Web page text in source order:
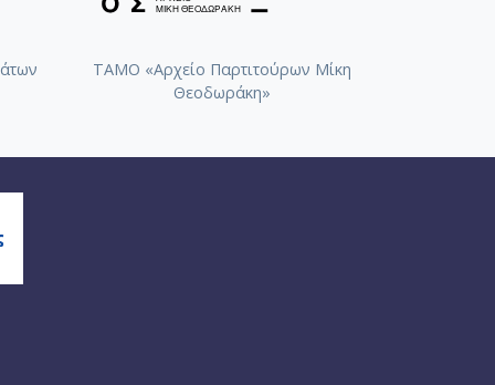
ΤΑΜΟ «Αρχείο Παρτιτούρων Μίκη
Θεοδωράκη»